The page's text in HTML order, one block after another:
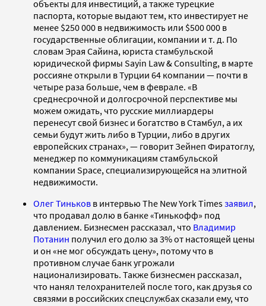
объекты для инвестиций, а также турецкие
паспорта, которые выдают тем, кто инвестирует не
менее $250 000 в недвижимость или $500 000 в
государственные облигации, компании и т. д. По
словам Эрая Сайина, юриста стамбульской
юридической фирмы Sayin Law & Consulting, в марте
россияне открыли в Турции 64 компании — почти в
четыре раза больше, чем в феврале. «В
среднесрочной и долгосрочной перспективе мы
можем ожидать, что русские миллиардеры
перенесут свой бизнес и богатство в Стамбул, а их
семьи будут жить либо в Турции, либо в других
европейских странах», — говорит Зейнеп Фиратоглу,
менеджер по коммуникациям стамбульской
компании Space, специализирующейся на элитной
недвижимости.
Олег Тиньков в интервью The New York Timesзаявил,
что продавал долю в банке «Тинькофф» под
давлением. Бизнесмен рассказал, что Владимир
Потанин получил его долю за 3% от настоящей цены
и он «не мог обсуждать цену», потому что в
противном случае банк угрожали
национализировать. Также бизнесмен рассказал,
что нанял телохранителей после того, как друзья со
связями в российских спецслужбах сказали ему, что